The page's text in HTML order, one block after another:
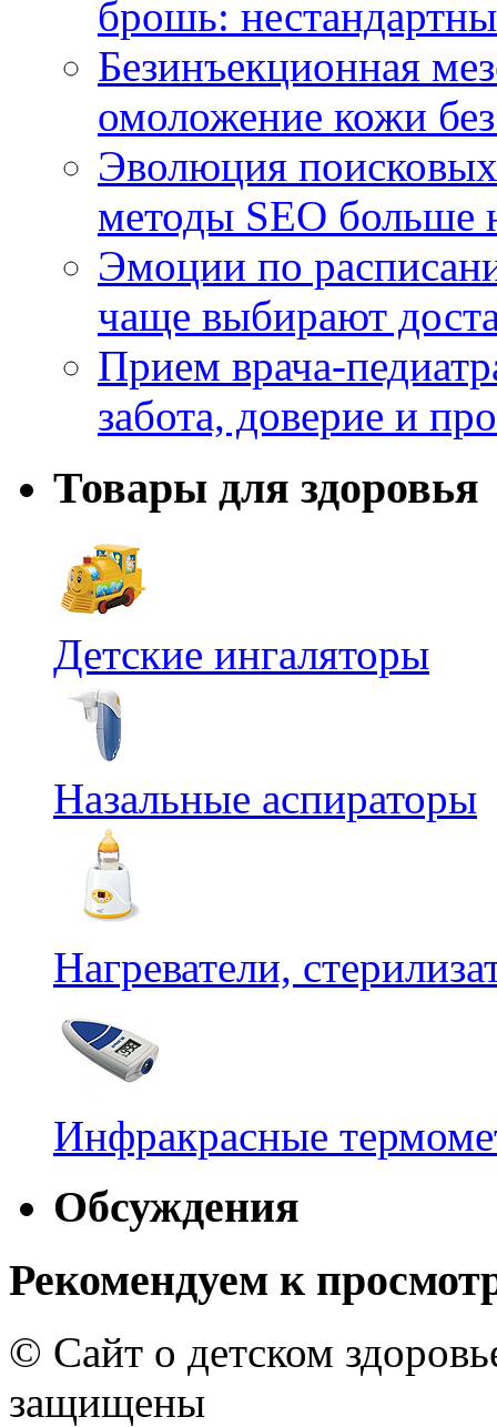
брошь:
Безинъекционная
омоложение кожи
Эволюция
методы SEO больше
Эмоции по
чаще выбирают
Прием врача-
забота, доверие и
Товары для здоровья
Детские ингаляторы
Назальные аспираторы
Нагреватели,
Инфракрасные
Обсуждения
Рекомендуем к
© Сайт о детском
защищены